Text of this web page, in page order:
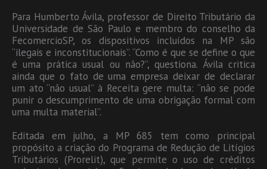
Para Humberto Ávila, professor de Direito Tributário da
Universidade de São Paulo e membro do conselho da
FecomercioSP, os dispositivos incluídos na MP são
“ilegais e inconstitucionais”. “Como é que se define o que
é uma prática usual ou não?”, questiona. Ávila critica
ainda que o fato de uma empresa deixar de declarar
um ato “não usual” à Receita gere multa: “não se pode
punir o descumprimento de uma obrigação formal com
uma multa material”.
Editada em julho, a MP 685 tem como principal
propósito a criação do Programa de Redução de Litígios
Tributários (Prorelit), que permite o uso de créditos